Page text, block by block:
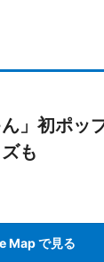
ん」初ポ
も
Map で見る